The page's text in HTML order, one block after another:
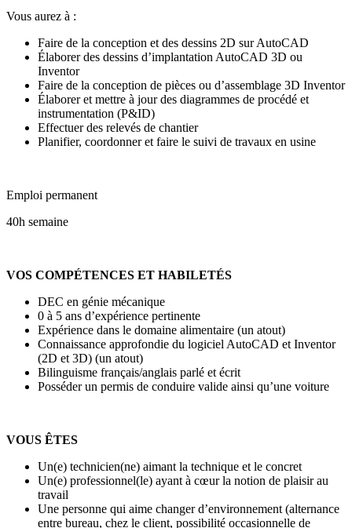
Vous aurez à :
Faire de la conception et des dessins 2D sur AutoCAD
Élaborer des dessins d’implantation AutoCAD 3D ou
Inventor
Faire de la conception de pièces ou d’assemblage 3D Inventor
Élaborer et mettre à jour des diagrammes de procédé et
instrumentation (P&ID)
Effectuer des relevés de chantier
Planifier, coordonner et faire le suivi de travaux en usine
Emploi permanent
40h semaine
VOS COMPÉTENCES ET HABILETÉS
DEC en génie mécanique
0 à 5 ans d’expérience pertinente
Expérience dans le domaine alimentaire (un atout)
Connaissance approfondie du logiciel AutoCAD et Inventor
(2D et 3D) (un atout)
Bilinguisme français/anglais parlé et écrit
Posséder un permis de conduire valide ainsi qu’une voiture
VOUS ÊTES
Un(e) technicien(ne) aimant la technique et le concret
Un(e) professionnel(le) ayant à cœur la notion de plaisir au
travail
Une personne qui aime changer d’environnement (alternance
entre bureau, chez le client, possibilité occasionnelle de